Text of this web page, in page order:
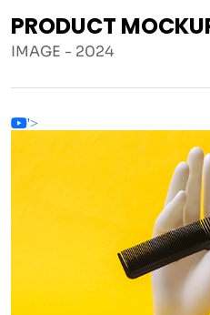
PRODUCT
IMAGE - 2024
'>